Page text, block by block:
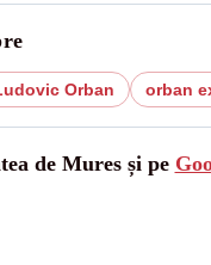
Orban orban
de Mures și pe